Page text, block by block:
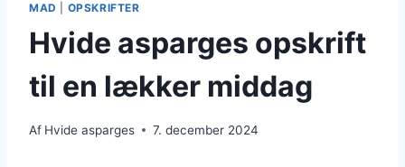
MAD OPSKRIFTER
Hvide asparges opskrift
til en lækker middag
Af Hvide asparges 7. december 2024